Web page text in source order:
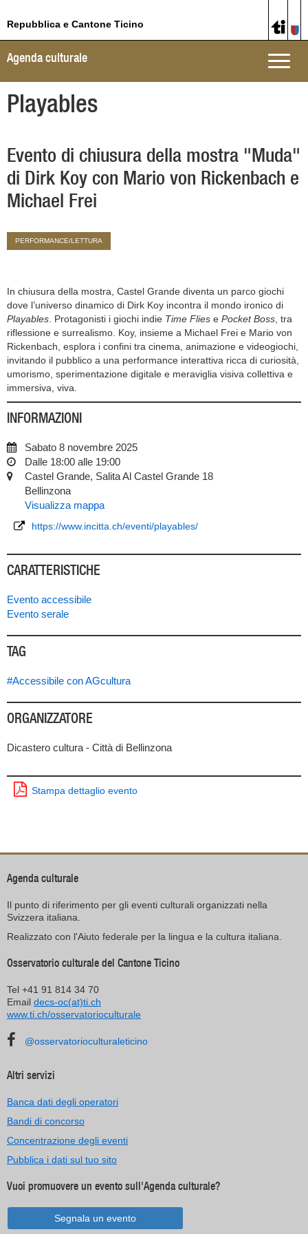
Repubblica e Cantone Ticino
Toggle
Agenda culturale
Playables
Evento di chiusura della mostra "Muda"
di Dirk Koy con Mario von Rickenbach e
Michael Frei
PERFORMANCE/LETTURA
In chiusura della mostra, Castel Grande diventa un parco giochi
dove l’universo dinamico di Dirk Koy incontra il mondo ironico di
Playables . Protagonisti i giochi indie Time Flies e Pocket Boss , tra
riflessione e surrealismo. Koy, insieme a Michael Frei e Mario von
Rickenbach, esplora i confini tra cinema, animazione e videogiochi,
invitando il pubblico a una performance interattiva ricca di curiosità,
umorismo, sperimentazione digitale e meraviglia visiva collettiva e
immersiva, viva.
INFORMAZIONI
Sabato 8 novembre 2025
Dalle 18:00 alle 19:00
Castel Grande, Salita Al Castel Grande 18
Bellinzona
Visualizza mappa
https://www.incitta.ch/eventi/playables/
CARATTERISTICHE
Evento accessibile
Evento serale
TAG
#Accessibile con AGcultura
ORGANIZZATORE
Dicastero cultura - Città di Bellinzona
Stampa dettaglio evento
Agenda culturale
Il punto di riferimento per gli eventi culturali organizzati nella
Svizzera italiana.
Realizzato con l'Aiuto federale per la lingua e la cultura italiana.
Osservatorio culturale del Cantone Ticino
Tel +41 91 814 34 70
Email decs-oc(at)ti.ch
www.ti.ch/osservatorioculturale
@osservatorioculturaleticino
Altri servizi
Banca dati degli operatori
Bandi di concorso
Concentrazione degli eventi
Pubblica i dati sul tuo sito
Vuoi promuovere un evento sull'Agenda culturale?
Segnala un evento